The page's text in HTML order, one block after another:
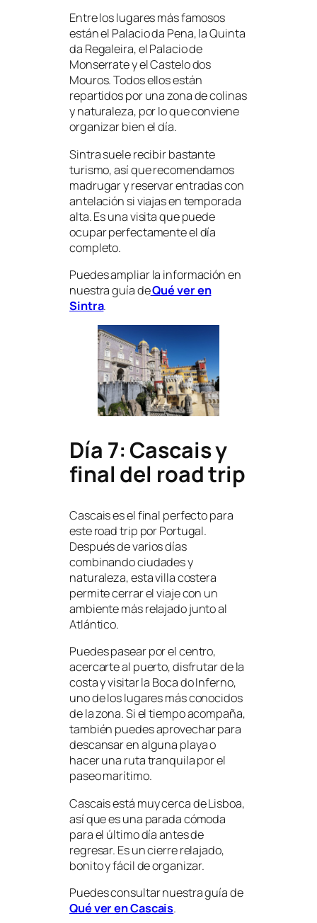
Entre los lugares más famosos
están el Palacio da Pena, la Quinta
da Regaleira, el Palacio de
Monserrate y el Castelo dos
Mouros. Todos ellos están
repartidos por una zona de colinas
y naturaleza, por lo que conviene
organizar bien el día.
Sintra suele recibir bastante
turismo, así que recomendamos
madrugar y reservar entradas con
antelación si viajas en temporada
alta. Es una visita que puede
ocupar perfectamente el día
completo.
Puedes ampliar la información en
nuestra guía deQué ver en
Sintra.
Día 7: Cascais y
final del road trip
Cascais es el final perfecto para
este road trip por Portugal.
Después de varios días
combinando ciudades y
naturaleza, esta villa costera
permite cerrar el viaje con un
ambiente más relajado junto al
Atlántico.
Puedes pasear por el centro,
acercarte al puerto, disfrutar de la
costa y visitar la Boca do Inferno,
uno de los lugares más conocidos
de la zona. Si el tiempo acompaña,
también puedes aprovechar para
descansar en alguna playa o
hacer una ruta tranquila por el
paseo marítimo.
Cascais está muy cerca de Lisboa,
así que es una parada cómoda
para el último día antes de
regresar. Es un cierre relajado,
bonito y fácil de organizar.
Puedes consultar nuestra guía de
Qué ver en Cascais.